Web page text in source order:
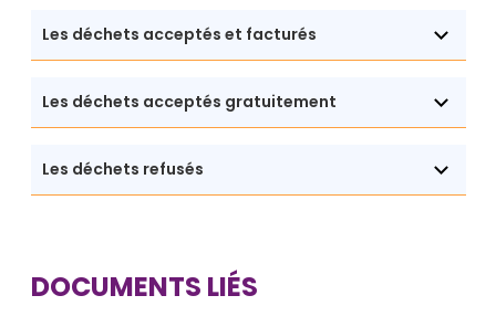
Les déchets acceptés et facturés
Les déchets acceptés gratuitement
Les déchets refusés
DOCUMENTS LIÉS